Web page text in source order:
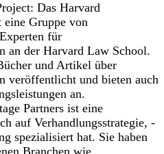
Das Harvard
Gruppe von
für
an der Harvard Law School.
und Artikel über
veröffentlicht und bieten auch
an.
Partners ist eine
auf Verhandlungsstrategie, -
spezialisiert hat. Sie haben